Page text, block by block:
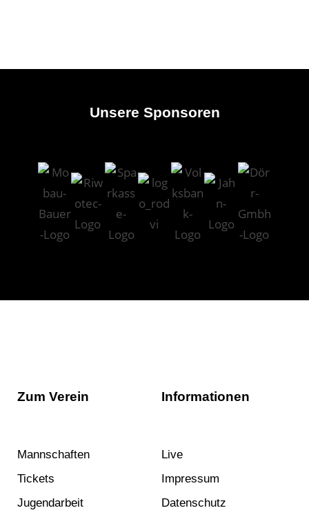
Unsere Sponsoren
Zum Verein
Mannschaften
Tickets
Jugendarbeit
Informationen
Live
Impressum
Datenschutz